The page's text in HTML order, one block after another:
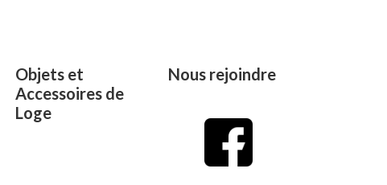
Objets et
Accessoires de
Loge
Nous rejoindre